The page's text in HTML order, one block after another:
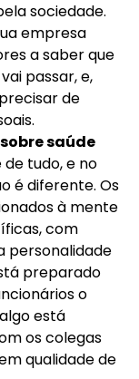
sociedade.
empresa
a saber que
passar, e,
de
saúde
tudo, e no
é diferente. Os
à mente
com
personalidade
preparado
o
está
os colegas
qualidade de